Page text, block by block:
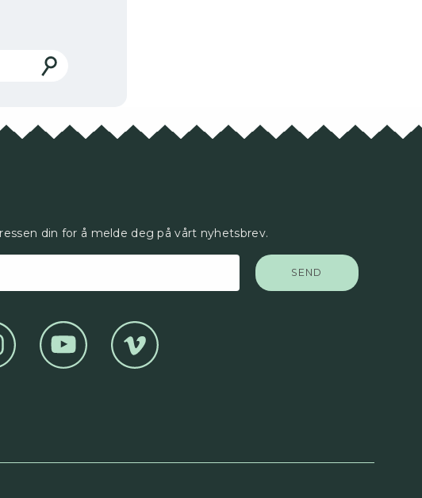
Søk
din for å melde deg på vårt nyhetsbrev.